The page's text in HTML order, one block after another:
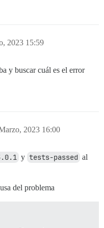
2023 15:59
y buscar cuál es el error
2023 16:00
y tests-passed al
del problema